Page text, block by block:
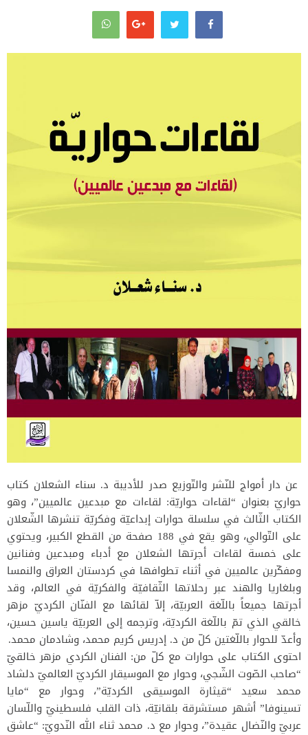
عن دار أمواج للنّشر والتّوزيع صدر للأديبة د. سناء الشعلان كتاب
حواريّ بعنوان “لقاءات حواريّة: لقاءات مع مبدعين عالميين”، وهو
الكتاب الثّالث في سلسلة حوارات إبداعيّة وفكريّة تنشرها الشّعلان
على التّوالي، وهو يقع في 188 صفحة من القطع الكبير، ويحتوي
على خمسة لقاءات أجرتها الشعلان مع أدباء ومبدعين وفنانين
ومفكّرين عالميين في أثناء تطوافها في كردستان العراق والنمسا
وبلغاريا والهند عبر رحلاتها الثّقافيّة والفكريّة في العالم، وقد
أجرتها جميعاً باللّغة العربيّة، إلاّ لقائها مع الفنّان الكرديّ مزهر
خالقي الذي تمّ باللّغة الكرديّة، وترجمه إلى العربيّة ياسين حسين،
وأعدّ للحوار باللّغتين كلّ من د. إدريس كريم محمد، وشادمان محمد.
احتوى الكتاب على حوارات مع كلّ من: الفنان الكردي مزهر خالقيّ
“صاحب الصّوت الشّجي، وحوار مع الموسيقار الكرديّ العالميّ دلشاد
محمد سعيد “قيثارة الموسيقى الكرديّة”، وحوار مع “مايا
تسينوفا” أشهر مستشرقة بلقانيّة، ذات القلب فلسطينيّ واللّسان
عربيّ والنّضال عقيدة”، وحوار مع د. محمد ثناء الله النّدويّ: “عاشق